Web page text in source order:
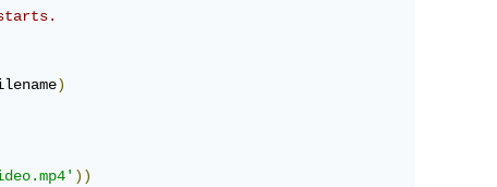
)
))